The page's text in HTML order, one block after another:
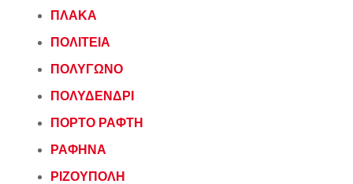
ΠΛΑΚΑ
ΠΟΛΙΤΕΙΑ
ΠΟΛΥΓΩΝΟ
ΠΟΛΥΔΕΝΔΡΙ
ΠΟΡΤΟ ΡΑΦΤΗ
ΡΑΦΗΝΑ
ΡΙΖΟΥΠΟΛΗ